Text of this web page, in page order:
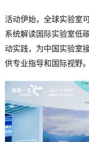
活动伊始，全球实验室
系统解读国际实验室低
动实践，为中国实验室
供专业指导和国际视野。